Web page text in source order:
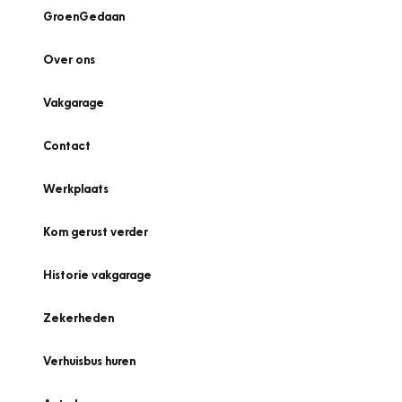
GroenGedaan
Over ons
Vakgarage
Contact
Werkplaats
Kom gerust verder
Historie vakgarage
Zekerheden
Verhuisbus huren